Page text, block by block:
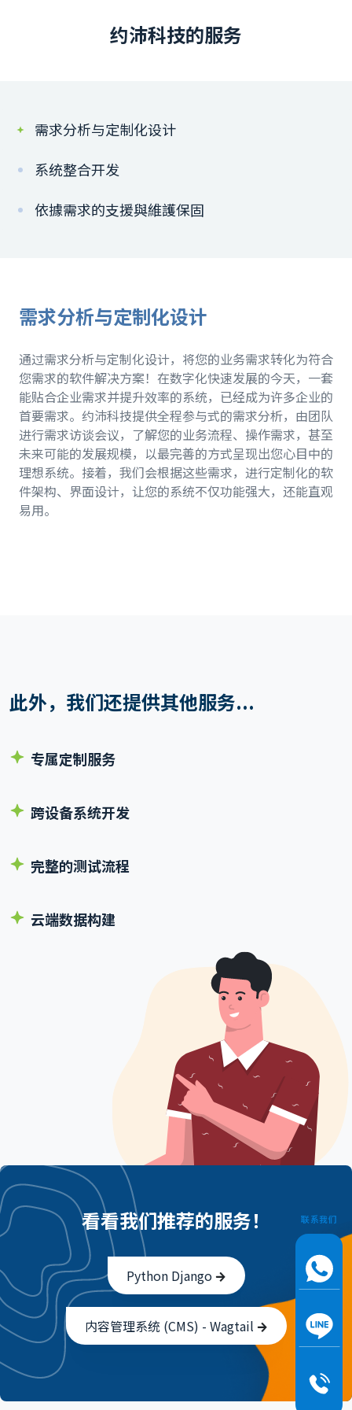
约沛科技的服务
需求分析与定制化设计
系统整合开发
依據需求的支援與維護保固
需求分析与定制化设计
通过需求分析与定制化设计，将您的业务需求转化为符合
您需求的软件解决方案！在数字化快速发展的今天，一套
能贴合企业需求并提升效率的系统，已经成为许多企业的
首要需求。约沛科技提供全程参与式的需求分析，由团队
进行需求访谈会议，了解您的业务流程、操作需求，甚至
未来可能的发展规模，以最完善的方式呈现出您心目中的
理想系统。接着，我们会根据这些需求，进行定制化的软
件架构、界面设计，让您的系统不仅功能强大，还能直观
易用。
此外，我们还提供其他服务...
专属定制服务
跨设备系统开发
完整的测试流程
云端数据构建
看看我们推荐的服务！
Python Django
内容管理系统 (CMS) - Wagtail
联系我们